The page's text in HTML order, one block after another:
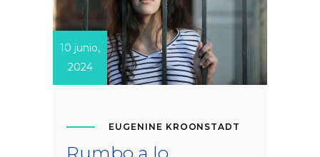
10 junio,
2024
EUGENINE KROONSTADT
Rumbo a lo